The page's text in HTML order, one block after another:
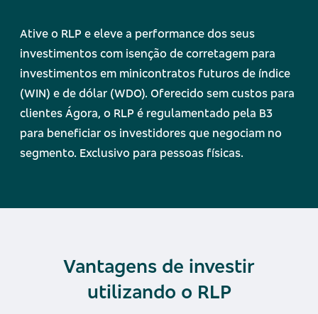
Ative o RLP e eleve a performance dos seus
investimentos com isenção de corretagem para
investimentos em minicontratos futuros de índice
(WIN) e de dólar (WDO). Oferecido sem custos para
clientes Ágora, o RLP é regulamentado pela B3
para beneficiar os investidores que negociam no
segmento. Exclusivo para pessoas físicas.
Vantagens de investir
utilizando o RLP